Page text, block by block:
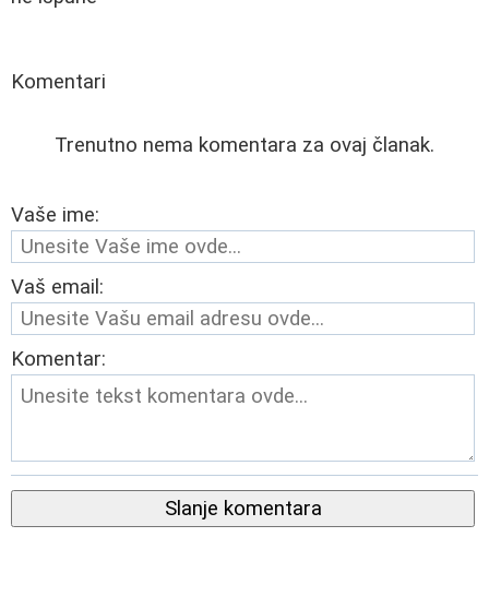
Komentari
Trenutno nema komentara za ovaj članak.
Vaše ime:
Vaš email:
Komentar:
Slanje komentara